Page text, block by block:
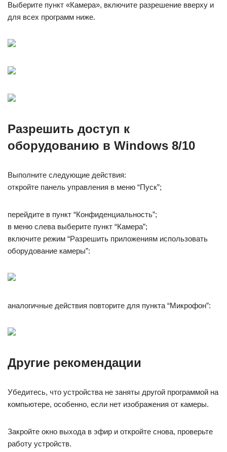
Выберите пункт «Камера», включите разрешение вверху и
для всех программ ниже.
Разрешить доступ к
оборудованию в Windows 8/10
Выполните следующие действия:
откройте панель управления в меню “Пуск”;
перейдите в пункт “Конфиденциальность”;
в меню слева выберите пункт “Камера”;
включите режим “Разрешить приложениям использовать
оборудование камеры”:
аналогичные действия повторите для пункта “Микрофон”:
Другие рекомендации
Убедитесь, что устройства не заняты другой программой на
компьютере, особенно, если нет изображения от камеры.
Закройте окно выхода в эфир и откройте снова, проверьте
работу устройств.